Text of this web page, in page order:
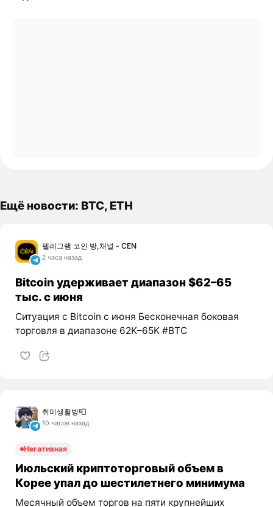
Ещё новости: BTC, ETH
텔레그램 코인 방,채널 - CEN
2 часа назад
Bitcoin удерживает диапазон $62–65
тыс. с июня
Ситуация с Bitcoin с июня Бесконечная боковая
торговля в диапазоне 62K–65K #BTC
취미생활방📮
10 часов назад
Негативная
Июльский криптоторговый объем в
Корее упал до шестилетнего минимума
Месячный объем торгов на пяти крупнейших